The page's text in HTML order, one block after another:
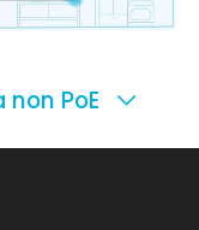
PoE